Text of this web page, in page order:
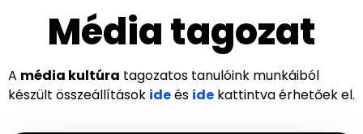
Média tagozat
A média kultúra tagozatos tanulóink munkáiból
készült összeállítások ideés ide kattintva érhetőek el.